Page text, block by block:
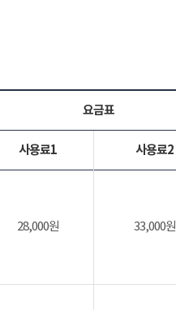
요금표
사용료1
사용료2
28,000원 33,000원